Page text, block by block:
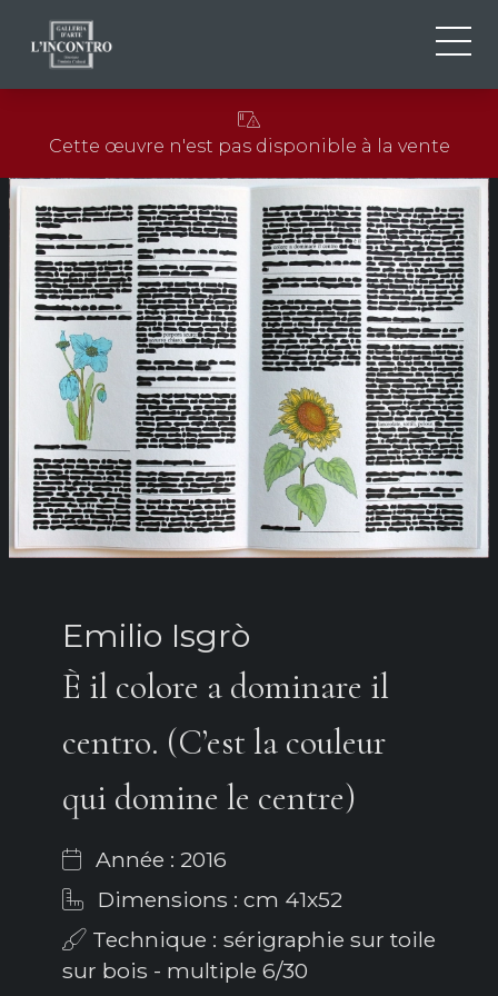
EN
FR
NEWS ED EVENTS
ARTISTES ET ŒUVRES
EXPOSITIONS
CONTACTS
Cette œuvre n'est pas disponible à la vente
Emilio Isgrò
È il colore a dominare il
centro. (C’est la couleur
qui domine le centre)
Année : 2016
Dimensions : cm 41x52
Technique : sérigraphie sur toile
sur bois - multiple 6/30